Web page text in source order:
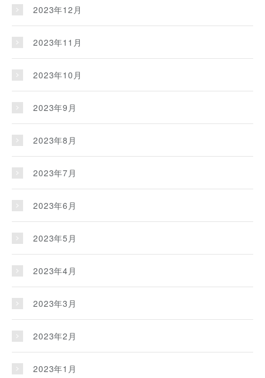
2023年12月
2023年11月
2023年10月
2023年9月
2023年8月
2023年7月
2023年6月
2023年5月
2023年4月
2023年3月
2023年2月
2023年1月